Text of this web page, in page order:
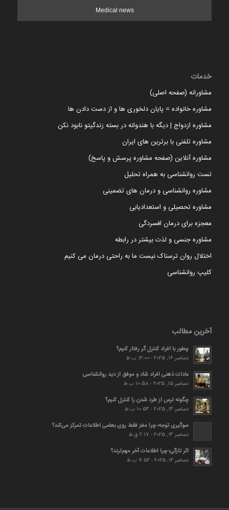
Medical news
خدمات
مشاورانه (صفحه اصلی)
مشاوره خانواده = پایان دلخوری ها و از دست دادن ها
مشاوره ازدواج | دیگه با هندوانه در بسته زندگیتو نابود نکن
مشاوره تلفنی با برترین های ایران
مشاوره آنلاین (صفحه مشاوره پرسش و پاسخ)
تست روانشناسی به همراه تحلیل
مشاوره روانشناسی و درمان های تضمینی
مشاوره تحصیلی و استعدادیابی
معجزه برای درمان افسردگی
مشاوره جنسی و لذت بیشتر در رابطه
اختلال روان ترسناک نیست ما به راحتی درمان می کنیم
کلیپ روانشناسی
آخرین مطالب
چطور با افراد کنترل گر رفتار کنیم؟
دسامبر 16, 2025 - 12:00 ب.ظ
عادات ذهنی افراد شاد و موفق از دید روانشناسی
دسامبر 15, 2025 - 10:58 ب.ظ
چگونه ترس از طرد شدن را کنترل کنیم؟
دسامبر 14, 2025 - 10:54 ب.ظ
سوگیری توجه؛ چرا مغز فقط روی بعضی اطلاعات تمرکز می‌کند؟
دسامبر 14, 2025 - 2:17 ق.ظ
اثر تازگی؛ چرا اطلاعات آخر مهم‌ترند؟
دسامبر 12, 2025 - 7:52 ب.ظ